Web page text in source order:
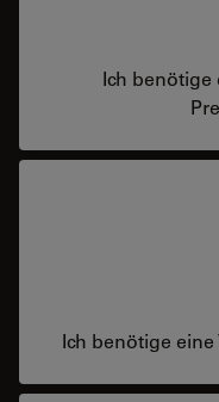
Ich
Ich benötige